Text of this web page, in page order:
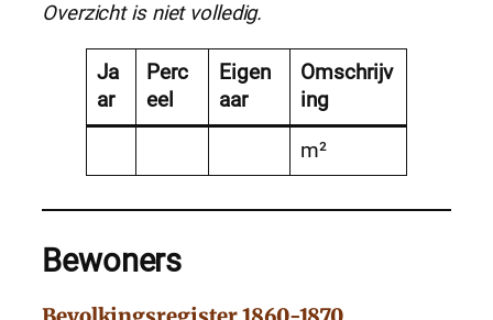
Overzicht is niet volledig.
Ja
ar
Perc
eel
Eigen
aar
Omschrijv
ing
m²
Bewoners